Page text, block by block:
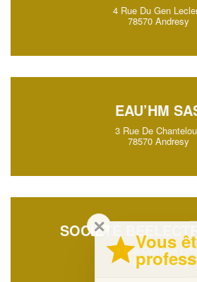
4 Rue Du Gen
78570 Andresy
EAU’HM
3 Rue De
78570 Andresy
SOCIÉTÉ
3 Rue Gustave
78570 Andresy
✕
Vous